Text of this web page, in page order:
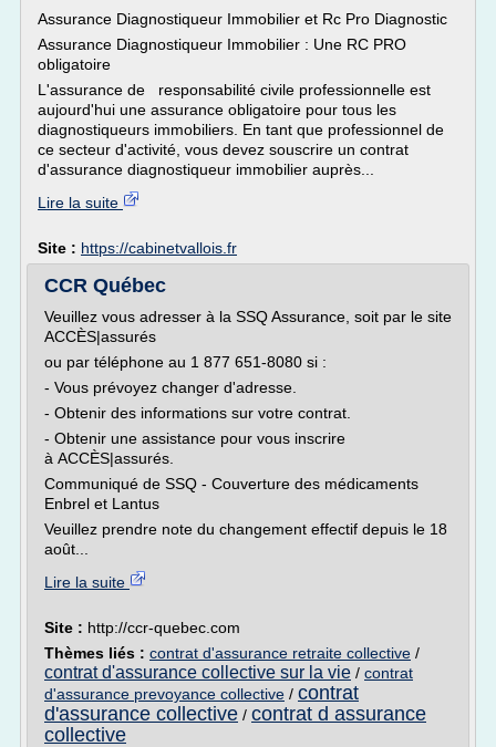
Assurance Diagnostiqueur Immobilier et Rc Pro Diagnostic
Assurance Diagnostiqueur Immobilier : Une RC PRO
obligatoire
L'assurance de responsabilité civile professionnelle est
aujourd'hui une assurance obligatoire pour tous les
diagnostiqueurs immobiliers. En tant que professionnel de
ce secteur d'activité, vous devez souscrire un contrat
d'assurance diagnostiqueur immobilier auprès...
Lire la suite
Site : https://cabinetvallois.fr
CCR Québec
Veuillez vous adresser à la SSQ Assurance, soit par le site
ACCÈS|assurés
ou par téléphone au 1 877 651-8080 si :
- Vous prévoyez changer d'adresse.
- Obtenir des informations sur votre contrat.
- Obtenir une assistance pour vous inscrire
à ACCÈS|assurés.
Communiqué de SSQ - Couverture des médicaments
Enbrel et Lantus
Veuillez prendre note du changement effectif depuis le 18
août...
Lire la suite
Site : http://ccr-quebec.com
Thèmes liés : contrat d'assurance retraite collective /
contrat d'assurance collective sur la vie / contrat
d'assurance prevoyance collective / contrat
d'assurance collective / contrat d assurance
collective